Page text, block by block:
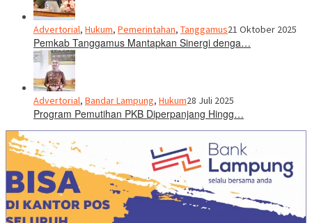
Advertorial, Hukum, Pemerintahan, Tanggamus21 Oktober 2025
Pemkab Tanggamus Mantapkan Sinergi denga…
Advertorial, Bandar Lampung, Hukum28 Juli 2025
Program Pemutihan PKB Diperpanjang Hingg…